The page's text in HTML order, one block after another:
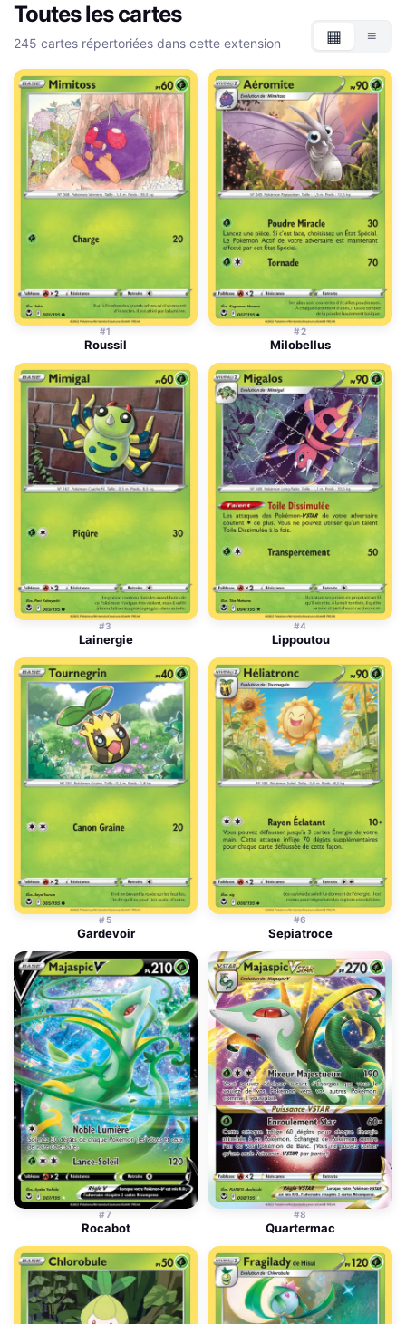
Toutes les cartes
245 cartes répertoriées dans cette extension
▦
Grille
≡
#1
Roussil
#2
Milobellus
#3
Lainergie
#4
Lippoutou
#5
Gardevoir
#6
Sepiatroce
#7
Rocabot
#8
Quartermac